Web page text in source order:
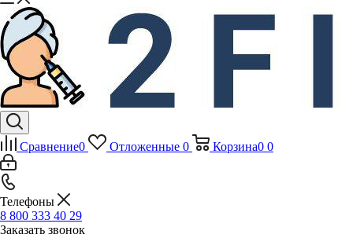
Сравнение0 Отложенные 0 Корзина0 0
Телефоны
8 800 333 40 29
Заказать звонок